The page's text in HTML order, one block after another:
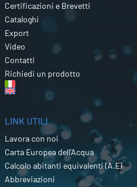
Certificazioni e Brevetti
Cataloghi
Export
Video
Contatti
Richiedi un prodotto
LINK UTILI
Lavora con noi
Carta Europea dell’Acqua
Calcolo abitanti equivalenti (A.E)
Abbreviazioni